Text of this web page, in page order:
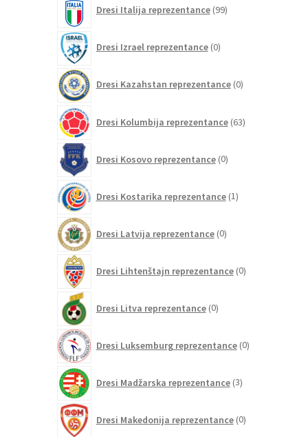
Dresi Italija reprezentance 99izdelkov
Dresi Izrael reprezentance 0izdelkov
Dresi Kazahstan reprezentance 0izdelkov
Dresi Kolumbija reprezentance 63izdelkov
Dresi Kosovo reprezentance 0izdelkov
Dresi Kostarika reprezentance 1izdelek
Dresi Latvija reprezentance 0izdelkov
Dresi Lihtenštajn reprezentance 0izdelkov
Dresi Litva reprezentance 0izdelkov
Dresi Luksemburg reprezentance 0izdelkov
Dresi Madžarska reprezentance 3izdelki
Dresi Makedonija reprezentance 0izdelkov